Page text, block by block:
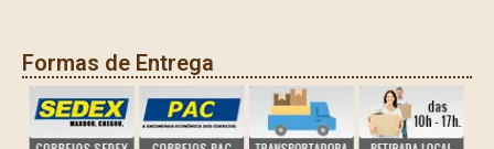
Formas de Entrega